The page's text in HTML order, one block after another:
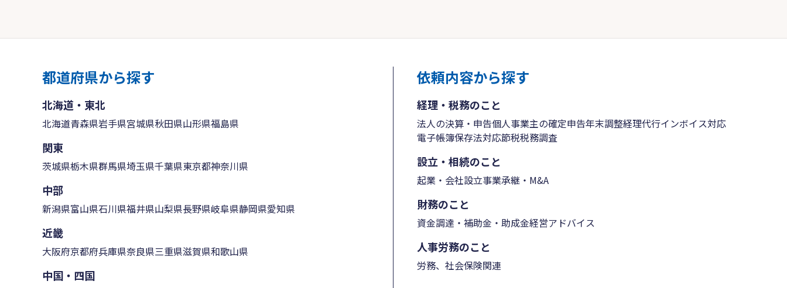
都道府県から探す
北海道・東北
北海道青森県岩手県宮城県秋田県山形県福島県
関東
茨城県栃木県群馬県埼玉県千葉県東京都神奈川県
中部
新潟県富山県石川県福井県山梨県長野県岐阜県静岡県愛知県
近畿
大阪府京都府兵庫県奈良県三重県滋賀県和歌山県
中国・四国
依頼内容から探す
経理・税務のこと
法人の決算・申告個人事業主の確定申告年末調整経理代行インボイス対応
電子帳簿保存法対応節税税務調査
設立・相続のこと
起業・会社設立事業承継・M&A
財務のこと
資金調達・補助金・助成金経営アドバイス
人事労務のこと
労務、社会保険関連